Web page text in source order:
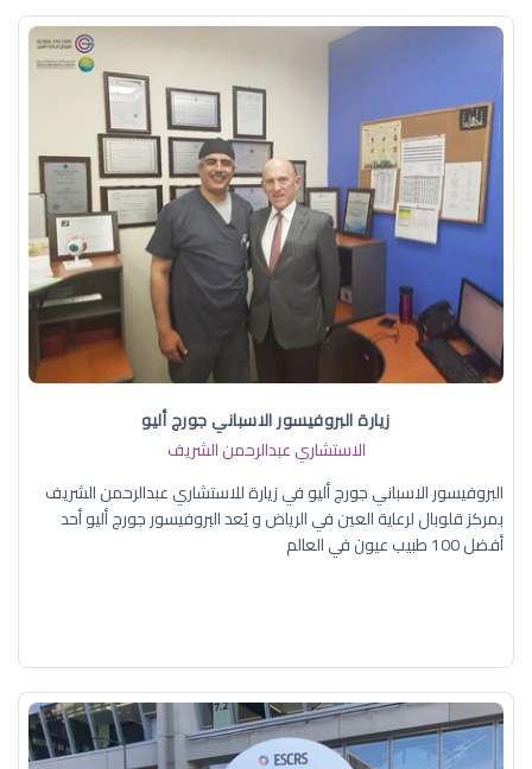
زيارة البروفيسور الاسباني جورج أليو
الاستشاري عبدالرحمن الشريف
البروفيسور الاسباني جورج أليو في زيارة للاستشاري عبدالرحمن الشريف
بمركز قلوبال لرعاية العين في الرياض و يُعد البروفيسور جورج أليو أحد
أفضل 100 طبيب عيون في العالم